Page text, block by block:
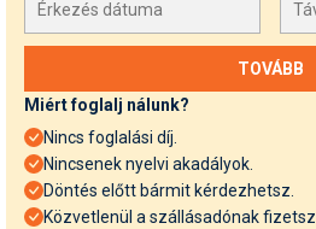
Miért foglalj nálunk?
Nincs foglalási díj.
Nincsenek nyelvi akadályok.
Döntés előtt bármit kérdezhetsz.
Közvetlenül a szállásadónak fizetsz.